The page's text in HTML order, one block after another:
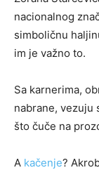
nacionalnog
simboličnu
im je važno to.
Sa karnerima,
nabrane, vezuju
što čuče na
A kačenje?